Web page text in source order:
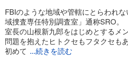
FBIのような地域や管轄にとらわれ
域捜査専任特別調査室」通称SRO。
室長の山根新九郎をはじめとするメ
問題を抱えたヒトクセもフタクセも
初めて ...続きを読む